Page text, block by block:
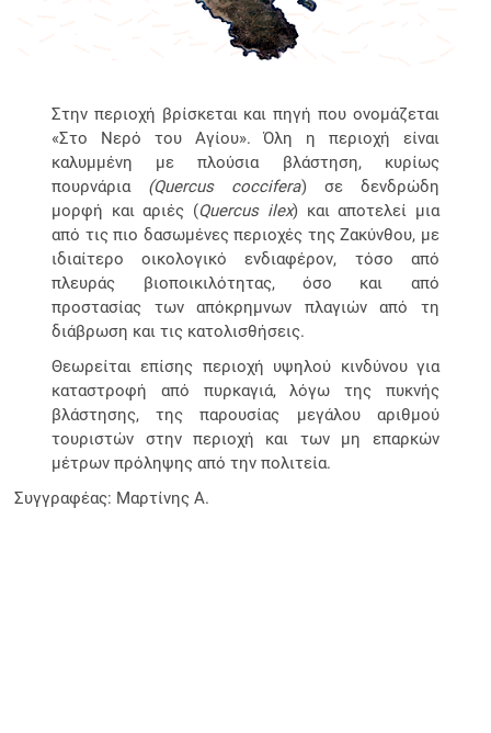
Στην περιοχή βρίσκεται και πηγή που ονομάζεται
«Στο Νερό του Αγίου». Όλη η περιοχή είναι
καλυμμένη με πλούσια βλάστηση, κυρίως
πουρνάρια (Quercus coccifera) σε δενδρώδη
μορφή και αριές (Quercus ilex) και αποτελεί μια
από τις πιο δασωμένες περιοχές της Ζακύνθου, με
ιδιαίτερο οικολογικό ενδιαφέρον, τόσο από
πλευράς βιοποικιλότητας, όσο και από
προστασίας των απόκρημνων πλαγιών από τη
διάβρωση και τις κατολισθήσεις.
Θεωρείται επίσης περιοχή υψηλού κινδύνου για
καταστροφή από πυρκαγιά, λόγω της πυκνής
βλάστησης, της παρουσίας μεγάλου αριθμού
τουριστών στην περιοχή και των μη επαρκών
μέτρων πρόληψης από την πολιτεία.
Συγγραφέας: Μαρτίνης Α.